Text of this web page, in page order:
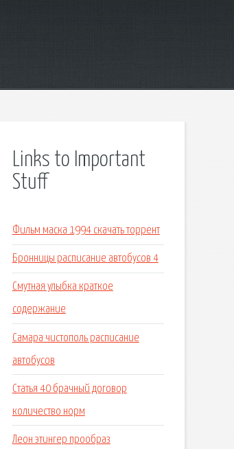
Links to Important
Stuff
Фильм маска 1994 скачать торрент
Бронницы расписание автобусов 4
Смутная улыбка краткое
содержание
Самара чистополь расписание
автобусов
Статья 40 брачный договор
количество норм
Леон этингер прообраз